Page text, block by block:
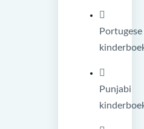
Portugese
Punjabi